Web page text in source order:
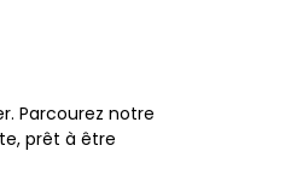
Parcourez notre
prêt à être